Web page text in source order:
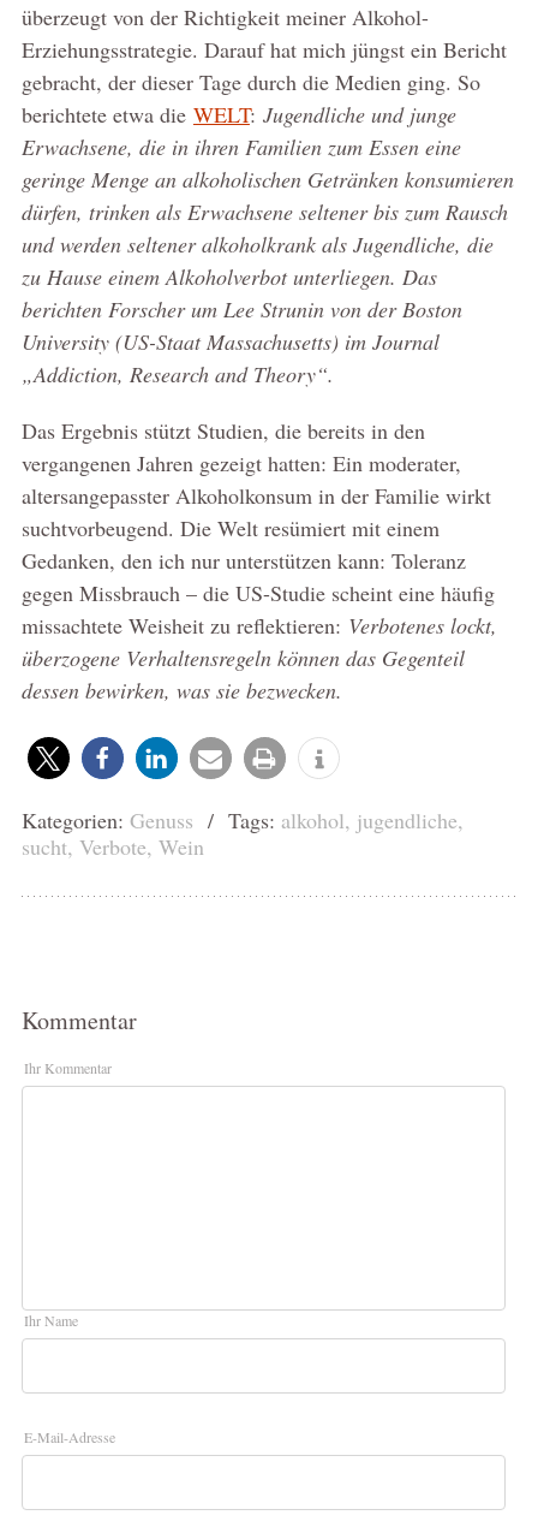
überzeugt von der Richtigkeit meiner Alkohol-
Erziehungsstrategie. Darauf hat mich jüngst ein Bericht
gebracht, der dieser Tage durch die Medien ging. So
berichtete etwa die WELT: Jugendliche und junge
Erwachsene, die in ihren Familien zum Essen eine
geringe Menge an alkoholischen Getränken konsumieren
dürfen, trinken als Erwachsene seltener bis zum Rausch
und werden seltener alkoholkrank als Jugendliche, die
zu Hause einem Alkoholverbot unterliegen. Das
berichten Forscher um Lee Strunin von der Boston
University (US-Staat Massachusetts) im Journal
„Addiction, Research and Theory“.
Das Ergebnis stützt Studien, die bereits in den
vergangenen Jahren gezeigt hatten: Ein moderater,
altersangepasster Alkoholkonsum in der Familie wirkt
suchtvorbeugend. Die Welt resümiert mit einem
Gedanken, den ich nur unterstützen kann: Toleranz
gegen Missbrauch – die US-Studie scheint eine häufig
missachtete Weisheit zu reflektieren: Verbotenes lockt,
überzogene Verhaltensregeln können das Gegenteil
dessen bewirken, was sie bezwecken.
Kategorien: Genuss / Tags: alkohol, jugendliche,
sucht, Verbote, Wein
Kommentar
Ihr Kommentar
Ihr Name
E-Mail-Adresse